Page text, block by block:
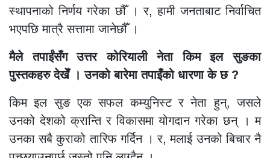
स्थापनाको निर्णय गरेका छौँ । र, हामी जनताबाट निर्वाचित
भएपछि मात्रै सत्तामा जानेछौँ ।
मैले तपाईंसँग उत्तर कोरियाली नेता किम इल सुङका
पुस्तकहरु देखेँ । उनको बारेमा तपाइँको धारणा के छ ?
किम इल सुङ एक सफल कम्युनिस्ट र नेता हुन्, जसले
उनको देशको क्रान्ति र विकासमा योगदान गरेका छन् । म
उनका सबै कुराको तारिफ गर्दिन । र, मलाई उनको बिचार नै